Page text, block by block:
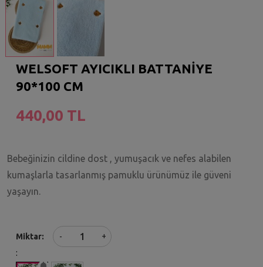
WELSOFT AYICIKLI BATTANİYE
90*100 CM
440,00 TL
Bebeğinizin cildine dost , yumuşacık ve nefes alabilen
kumaşlarla tasarlanmış pamuklu ürünümüz ile güveni
yaşayın.
Miktar -
+
: